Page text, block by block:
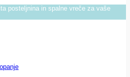
posteljnina in spalne vreče za vaše